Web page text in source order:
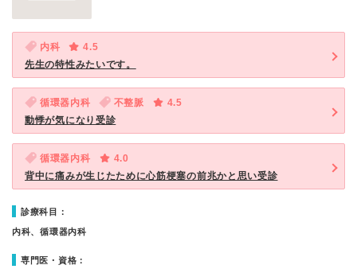
内科
4.5
先生の特性みたいです。
循環器内科 不整脈
4.5
動悸が気になり受診
循環器内科
4.0
背中に痛みが生じたために心筋梗塞の前兆かと思い受診
診療科目：
内科、循環器内科
専門医・資格：